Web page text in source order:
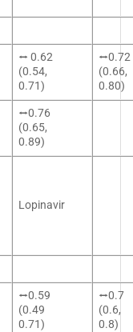
⭤ 0.62
(0.54,
0.71)
⭤0.72
(0.66,
0.80)
⭤0.76
(0.65,
0.89)
Lopinavir
⭤0.59
(0.49
0.71)
⭤0.7
(0.6,
0.8)